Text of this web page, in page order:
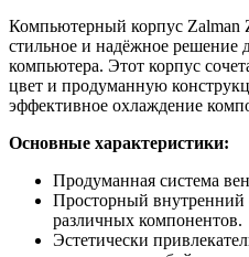
Компьютерный корпус
стильное и надёжное решение
компьютера. Этот корпус
цвет и продуманную
эффективное охлаждение
Основные характеристики:
Продуманная система
Просторный внутренний
различных компонентов.
Эстетически